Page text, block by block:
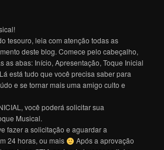
tesouro, leia com atenção todas as
deste blog. Comece pelo cabeçalho,
as abas: Início, Apresentação, Toque Inicial
está tudo que você precisa saber para
e se tornar mais uma amigo culto e
você poderá solicitar sua
Musical.
fazer a solicitação e aguardar a
24 horas, ou mais
Após a aprovação